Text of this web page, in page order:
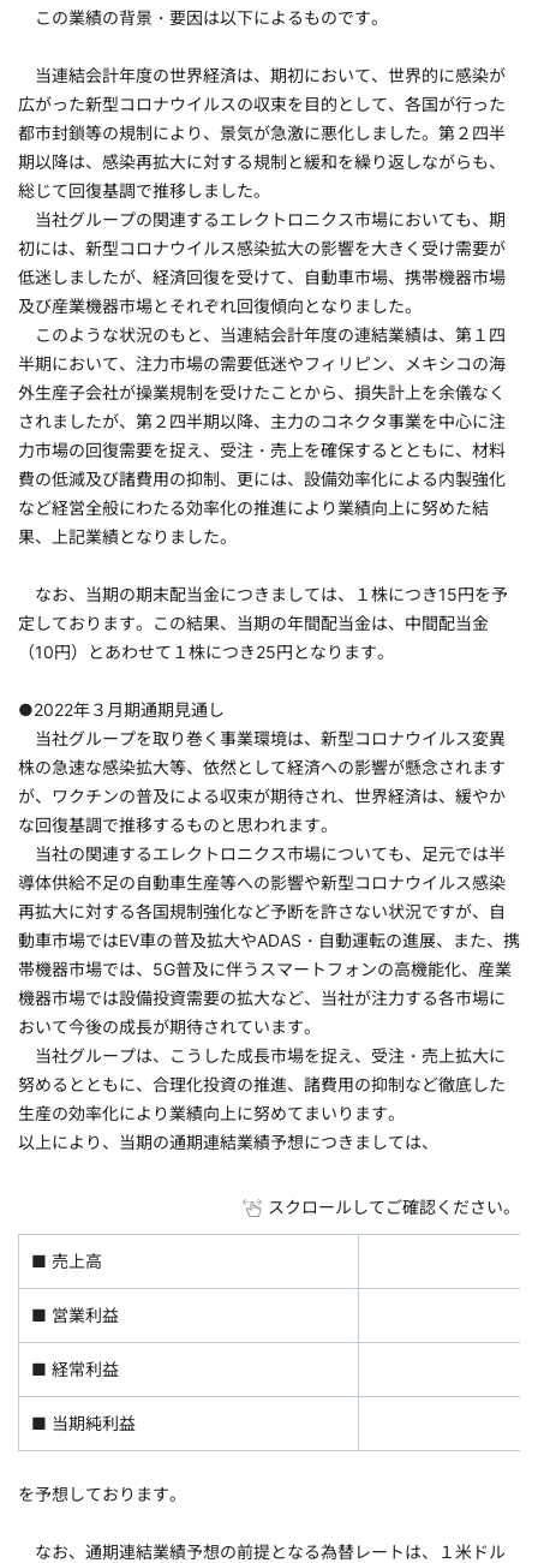
この業績の背景・要因は以下によるものです。
当連結会計年度の世界経済は、期初において、世界的に感染が
広がった新型コロナウイルスの収束を目的として、各国が行った
都市封鎖等の規制により、景気が急激に悪化しました。第２四半
期以降は、感染再拡大に対する規制と緩和を繰り返しながらも、
総じて回復基調で推移しました。
当社グループの関連するエレクトロニクス市場においても、期
初には、新型コロナウイルス感染拡大の影響を大きく受け需要が
低迷しましたが、経済回復を受けて、自動車市場、携帯機器市場
及び産業機器市場とそれぞれ回復傾向となりました。
このような状況のもと、当連結会計年度の連結業績は、第１四
半期において、注力市場の需要低迷やフィリピン、メキシコの海
外生産子会社が操業規制を受けたことから、損失計上を余儀なく
されましたが、第２四半期以降、主力のコネクタ事業を中心に注
力市場の回復需要を捉え、受注・売上を確保するとともに、材料
費の低減及び諸費用の抑制、更には、設備効率化による内製強化
など経営全般にわたる効率化の推進により業績向上に努めた結
果、上記業績となりました。
なお、当期の期末配当金につきましては、１株につき15円を予
定しております。この結果、当期の年間配当金は、中間配当金
（10円）とあわせて１株につき25円となります。
●2022年３月期通期見通し
当社グループを取り巻く事業環境は、新型コロナウイルス変異
株の急速な感染拡大等、依然として経済への影響が懸念されます
が、ワクチンの普及による収束が期待され、世界経済は、緩やか
な回復基調で推移するものと思われます。
当社の関連するエレクトロニクス市場についても、足元では半
導体供給不足の自動車生産等への影響や新型コロナウイルス感染
再拡大に対する各国規制強化など予断を許さない状況ですが、自
動車市場ではEV車の普及拡大やADAS・自動運転の進展、また、携
帯機器市場では、5G普及に伴うスマートフォンの高機能化、産業
機器市場では設備投資需要の拡大など、当社が注力する各市場に
おいて今後の成長が期待されています。
当社グループは、こうした成長市場を捉え、受注・売上拡大に
努めるとともに、合理化投資の推進、諸費用の抑制など徹底した
生産の効率化により業績向上に努めてまいります。
以上により、当期の通期連結業績予想につきましては、
スクロールしてご確認ください。
■ 売上高
■ 営業利益
■ 経常利益
■ 当期純利益
を予想しております。
なお、通期連結業績予想の前提となる為替レートは、１米ドル